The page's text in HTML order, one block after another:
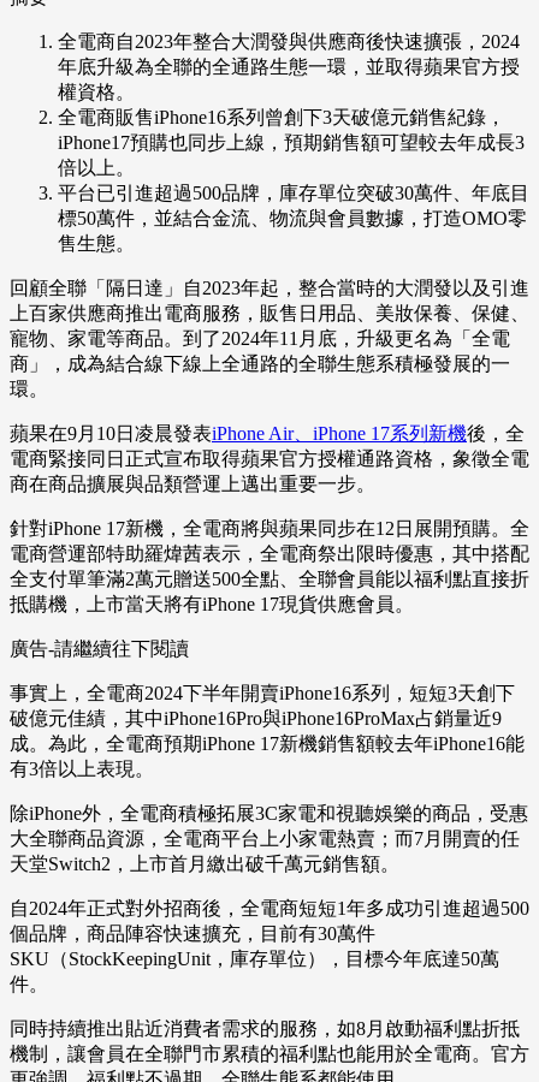
全電商自2023年整合大潤發與供應商後快速擴張，2024
年底升級為全聯的全通路生態一環，並取得蘋果官方授
權資格。
全電商販售iPhone16系列曾創下3天破億元銷售紀錄，
iPhone17預購也同步上線，預期銷售額可望較去年成長3
倍以上。
平台已引進超過500品牌，庫存單位突破30萬件、年底目
標50萬件，並結合金流、物流與會員數據，打造OMO零
售生態。
回顧全聯「隔日達」自2023年起，整合當時的大潤發以及引進
上百家供應商推出電商服務，販售日用品、美妝保養、保健、
寵物、家電等商品。到了2024年11月底，升級更名為「全電
商」，成為結合線下線上全通路的全聯生態系積極發展的一
環。
蘋果在9月10日凌晨發表iPhone Air、iPhone 17系列新機後，全
電商緊接同日正式宣布取得蘋果官方授權通路資格，象徵全電
商在商品擴展與品類營運上邁出重要一步。
針對iPhone 17新機，全電商將與蘋果同步在12日展開預購。全
電商營運部特助羅煒茜表示，全電商祭出限時優惠，其中搭配
全支付單筆滿2萬元贈送500全點、全聯會員能以福利點直接折
抵購機，上市當天將有iPhone 17現貨供應會員。
廣告-請繼續往下閱讀
事實上，全電商2024下半年開賣iPhone16系列，短短3天創下
破億元佳績，其中iPhone16Pro與iPhone16ProMax占銷量近9
成。為此，全電商預期iPhone 17新機銷售額較去年iPhone16能
有3倍以上表現。
除iPhone外，全電商積極拓展3C家電和視聽娛樂的商品，受惠
大全聯商品資源，全電商平台上小家電熱賣；而7月開賣的任
天堂Switch2，上市首月繳出破千萬元銷售額。
自2024年正式對外招商後，全電商短短1年多成功引進超過500
個品牌，商品陣容快速擴充，目前有30萬件
SKU（StockKeepingUnit，庫存單位），目標今年底達50萬
件。
同時持續推出貼近消費者需求的服務，如8月啟動福利點折抵
機制，讓會員在全聯門市累積的福利點也能用於全電商。官方